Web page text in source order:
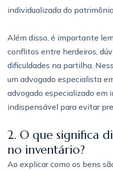
individualizada do
Além disso, é importante
conflitos entre herdeiros,
dificuldades na partilha.
um advogado especialista
advogado especializado em
indispensável para evitar
2. O que significa
no inventário?
Ao explicar como os bens